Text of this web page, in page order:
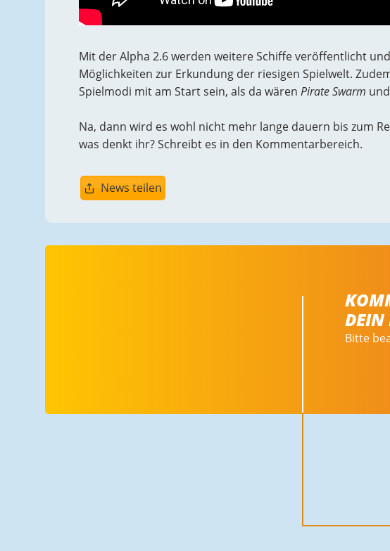
Mit der Alpha 2.6 werden weitere Schiffe veröffentlicht
Möglichkeiten zur Erkundung der riesigen Spielwelt.
Spielmodi mit am Start sein, als da wären Pirate Swarm und
Na, dann wird es wohl nicht mehr lange dauern bis zum
was denkt ihr? Schreibt es in den Kommentarbereich.
News teilen
DEIN
Bitte